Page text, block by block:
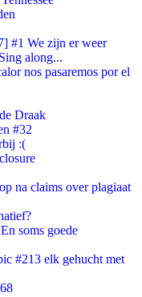
#1 We zijn er weer
along...
nos pasaremos por el
Draak
#32
:(
na claims over plagiaat
soms goede
#213 elk gehucht met